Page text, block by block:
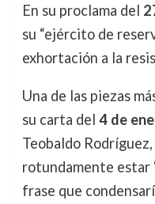
En su proclama del
su “ejército de
exhortación a la
Una de las piezas
su carta del 4 de
Teobaldo
rotundamente estar
frase que